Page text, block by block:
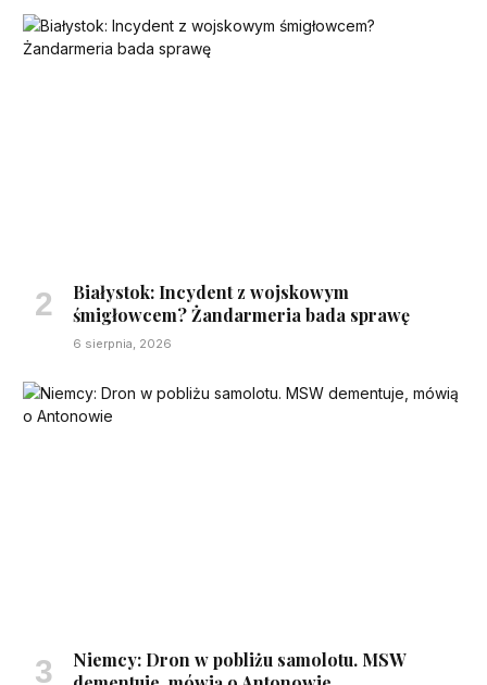
Białystok: Incydent z wojskowym
śmigłowcem? Żandarmeria bada sprawę
6 sierpnia, 2026
Niemcy: Dron w pobliżu samolotu. MSW